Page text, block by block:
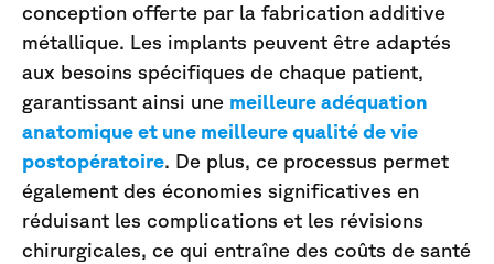
conception offerte par la fabrication additive
métallique. Les implants peuvent être adaptés
aux besoins spécifiques de chaque patient,
garantissant ainsi une meilleure adéquation
anatomique et une meilleure qualité de vie
postopératoire. De plus, ce processus permet
également des économies significatives en
réduisant les complications et les révisions
chirurgicales, ce qui entraîne des coûts de santé